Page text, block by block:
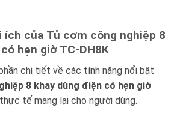
ích của Tủ cơm công nghiệp 8
hẹn giờ TC-DH8K
chi tiết về các tính năng nổi bật
8 khay dùng điện có hẹn giờ
tế mang lại cho người dùng.